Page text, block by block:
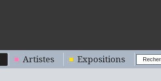
Artistes Expositions